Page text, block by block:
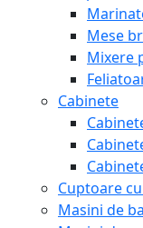
Mese
Mixere
Cabinete
Cuptoare
Masini de